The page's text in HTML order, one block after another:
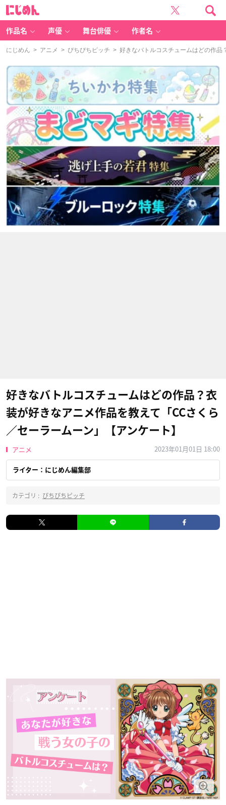
作品名 声優 舞台俳優 作者名
にじめん > アニメ > ぴちぴちピッチ > 好きなバトルコスチュームはどの作品
好きなバトルコスチュームはどの作品？衣
装が好きなアニメ作品を教えて「CCさくら
／セーラームーン」【アンケート】
アニメ 2023年01月01日 18:00
ライター：にじめん編集部
カテゴリ : ぴちぴちピッチ